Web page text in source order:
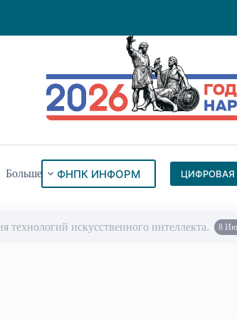
Больше ФНПК ИНФОРМ ЦИФРОВАЯ
технологий искусственного интеллекта. 8